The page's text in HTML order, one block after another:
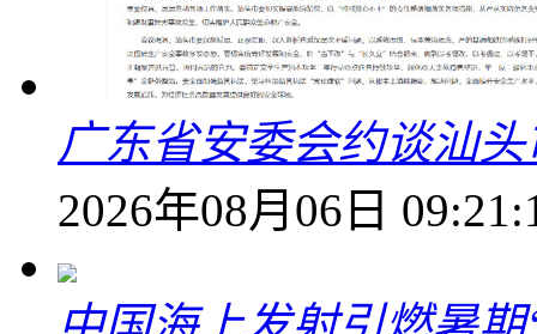
广东省安委会约谈汕
2026年08月06日